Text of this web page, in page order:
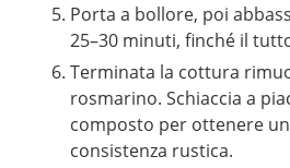
Porta a bollore, poi
25–30 minuti, finché il
Terminata la cottura
rosmarino. Schiaccia a
composto per ottenere
consistenza rustica.